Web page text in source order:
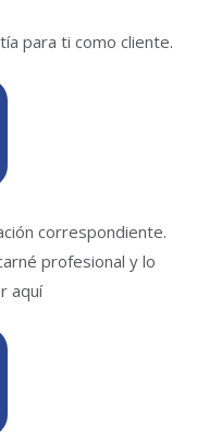
para ti como cliente.
correspondiente.
profesional y lo
aquí